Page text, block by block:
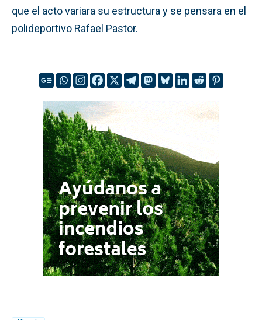
que el acto variara su estructura y se pensara en el
polideportivo Rafael Pastor.